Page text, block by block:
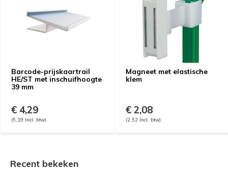
Barcode-prijskaartrail
HE/ST met inschuifhoogte
39 mm
€ 4,29
(5,19 Incl. btw)
Magneet met elastische
klem
€ 2,08
(2,52 Incl. btw)
Recent bekeken